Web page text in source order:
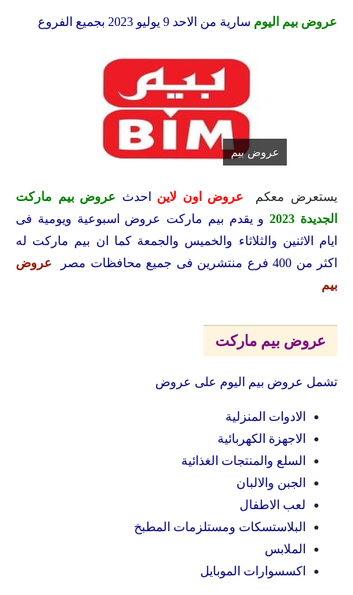
عروض بيم اليوم سارية من الاحد 9 يوليو 2023 بجميع الفروع
عروض بيم
يستعرض معكم عروض اون لاين احدث عروض بيم ماركت
الجديدة 2023
و يقدم بيم ماركت عروض اسبوعية ويومية فى
ايام الاثنين والثلاثاء والخميس والجمعة كما ان بيم ماركت له
اكثر من 400 فرع منتشرين فى جميع محافظات مصر
عروض
بيم
عروض بيم ماركت
تشمل عروض بيم اليوم على عروض
الادوات المنزلية
الاجهزة الكهربائية
السلع والمنتجات الغذائية
الجبن والالبان
لعب الاطفال
البلاستسكات ومستلزمات المطبخ
الملابس
اكسسوارات الموبايل